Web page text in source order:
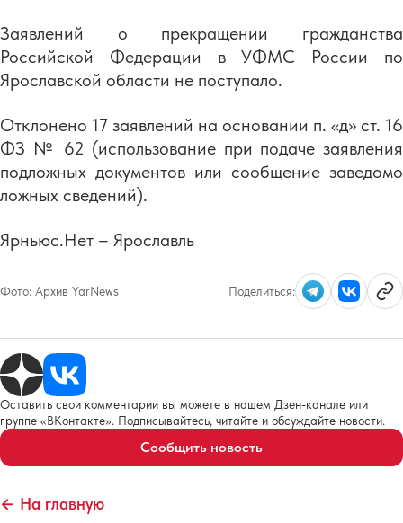
Заявлений о прекращении гражданства
Российской Федерации в УФМС России по
Ярославской области не поступало.
Отклонено 17 заявлений на основании п. «д» ст. 16
ФЗ № 62 (использование при подаче заявления
подложных документов или сообщение заведомо
ложных сведений).
Ярньюс.Нет – Ярославль
Фото: Архив YarNews Поделиться:
Оставить свои комментарии вы можете в нашем Дзен-канале или
группе «ВКонтакте». Подписывайтесь, читайте и обсуждайте новости.
Сообщить новость
← На главную